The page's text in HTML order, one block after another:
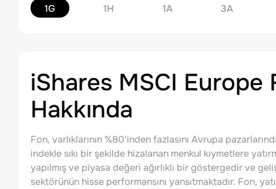
1G 1H 1A 3A
iShares MSCI Europe
Hakkında
Fon, varlıklarının %80'inden fazlasını Avrupa
indekle sıkı bir şekilde hizalanan menkul kıymetlere
yapılmış ve piyasa değeri ağırlıklı bir göstergedir ve
sektörünün hisse performansını yansıtmaktadır. Fon,